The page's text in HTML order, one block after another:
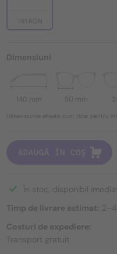
781 RON
Dimensiuni
140 mm 50 mm
Dimensiunile afișate sunt doar pentru
ADAUGĂ ÎN COȘ
În stoc, disponibil
Timp de livrare estimat:
Costuri de expediere:
Transport gratuit